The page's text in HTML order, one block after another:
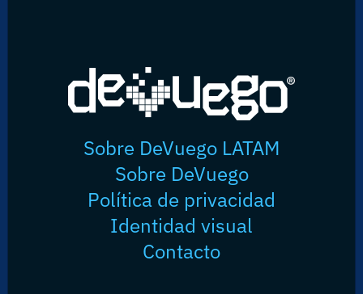
Sobre DeVuego LATAM
Sobre DeVuego
Política de privacidad
Identidad visual
Contacto